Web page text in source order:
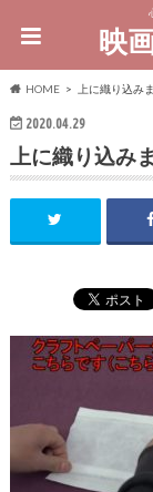
映
HOME 上に織り込み
2020.04.29
上に織り込み